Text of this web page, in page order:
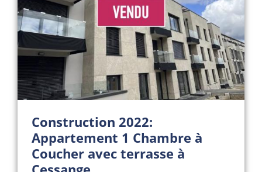
Construction 2022:
Appartement 1 Chambre à
Coucher avec terrasse à